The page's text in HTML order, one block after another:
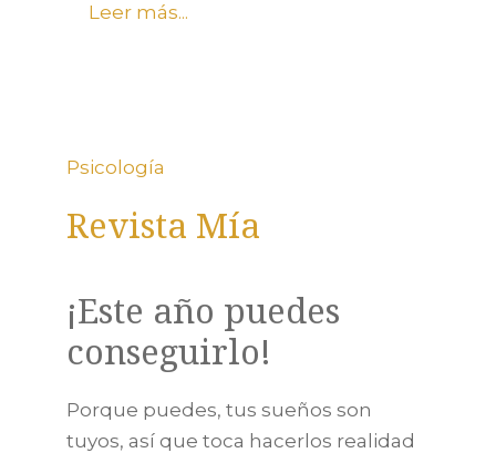
Leer más...
Psicología
Revista Mía
¡Este año puedes
conseguirlo!
Porque puedes, tus sueños son
tuyos, así que toca hacerlos realidad